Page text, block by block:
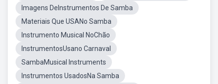
Imagens DeInstrumentos De Samba
Materiais Que USANo Samba
Instrumento Musical NoChão
InstrumentosUsano Carnaval
SambaMusical Instruments
Instrumentos UsadosNa Samba